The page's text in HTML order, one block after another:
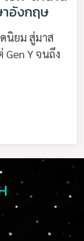
าอังกฤษ
นิยม สู่มาส
Gen Y จนถึง